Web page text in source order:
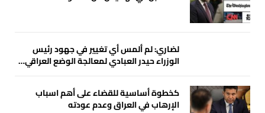
لضاري: لم ألمس أي تغيير في جهود رئيس
الوزراء حيدر العبادي لمعالجة الوضع العراقي…
كخطوة أساسية للقضاء على أهم اسباب
الإرهاب في العراق وعدم عودته